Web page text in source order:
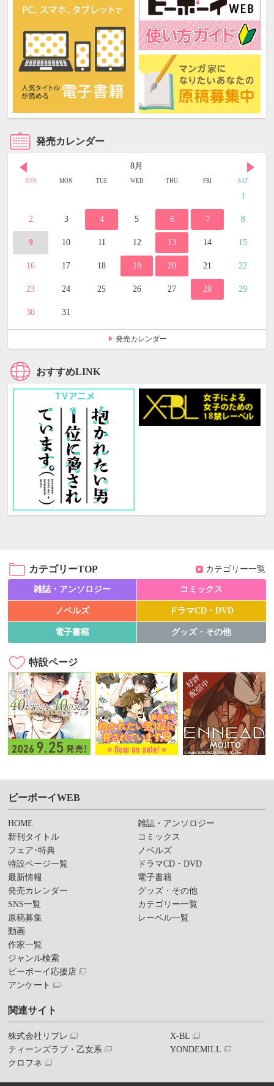
発売カレンダー
8月
SUN MON TUE WED THU FRI SAT
1
2 3 4 5 6 7 8
9 10 11 12 13 14 15
16 17 18 19 20 21 22
23 24 25 26 27 28 29
30 31
発売カレンダー
おすすめLINK
カテゴリーTOP カテゴリー一覧
雑誌・アンソロジー コミックス
ノベルズ ドラマCD・DVD
電子書籍 グッズ・その他
特設ページ
ビーボーイWEB
HOME
新刊タイトル
フェア･特典
特設ページ一覧
最新情報
発売カレンダー
SNS一覧
原稿募集
動画
作家一覧
ジャンル検索
ビーボーイ応援店
アンケート
雑誌・アンソロジー
コミックス
ノベルズ
ドラマCD・DVD
電子書籍
グッズ・その他
カテゴリー一覧
レーベル一覧
関連サイト
株式会社リブレ
ティーンズラブ・乙女系
クロフネ
X-BL
YONDEMILL